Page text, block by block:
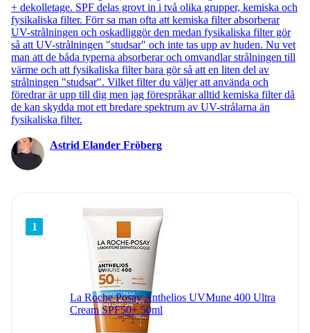
+ dekolletage. SPF delas grovt in i två olika grupper, kemiska och
fysikaliska filter. Förr sa man ofta att kemiska filter absorberar
UV-strålningen och oskadliggör den medan fysikaliska filter gör
så att UV-strålningen "studsar" och inte tas upp av huden. Nu vet
man att de båda typerna absorberar och omvandlar strålningen till
värme och att fysikaliska filter bara gör så att en liten del av
strålningen "studsar". Vilket filter du väljer att använda och
föredrar är upp till dig men jag förespråkar alltid kemiska filter då
de kan skydda mot ett bredare spektrum av UV-strålarna än
fysikaliska filter.
Astrid Elander Fröberg
1
La Roche Posay Anthelios UVMune 400 Ultra
Cream SPF50+ 50ml